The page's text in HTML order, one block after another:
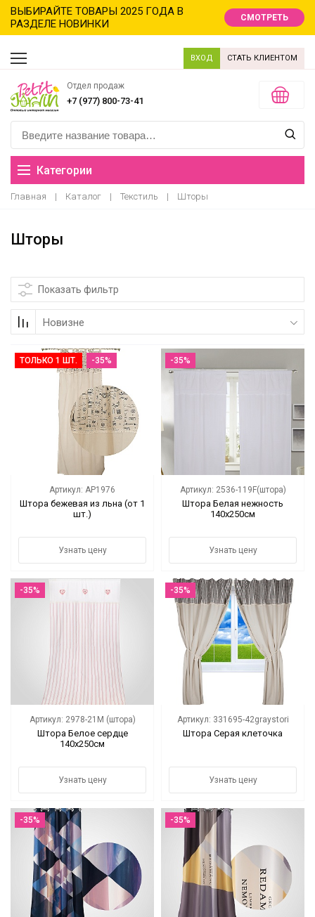
ВЫБИРАЙТЕ ТОВАРЫ 2025 ГОДА В
РАЗДЕЛЕ НОВИНКИ
СМОТРЕТЬ
ВХОД СТАТЬ КЛИЕНТОМ
Отдел продаж
+7 (977) 800-73-41
Категории
Новинки
Хиты продаж
Коллекции
Мебель
Ванная комната
Текстиль
Ароматы
Кролики, к Пасхе
Аксессуары
Цветы
Новый год
НОВЫЙ ГОД НОВИНКИ
Распродажа
! СКИДКА НА ТОВАР !
Кролики
Главная | Каталог | Текстиль | Шторы
Шторы
Показать фильтр
Новизне
ТОЛЬКО 1 ШТ. -35%
Артикул: AP1976
Штора бежевая из льна (от 1
шт.)
Узнать цену
-35%
Артикул: 2536-119F(штора)
Штора Белая нежность
140х250см
Узнать цену
-35%
Артикул: 2978-21M (штора)
Штора Белое сердце
140х250см
Узнать цену
-35%
Артикул: 331695-42graystori
Штора Серая клеточка
Узнать цену
-35% -35%